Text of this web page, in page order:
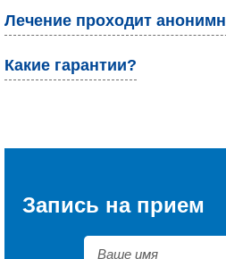
Лечение проходит
Какие гарантии?
Запись на прием